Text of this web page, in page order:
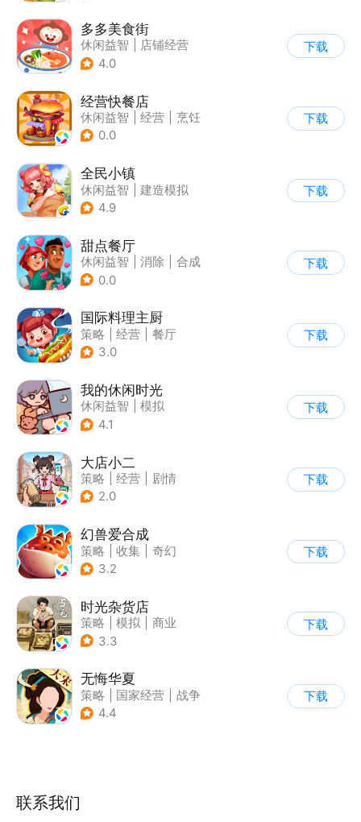
多多美食街
休闲益智
店铺经营
| 美食
4.0
下载
经营快餐店
休闲益智 经营
烹饪
| 卡通
0.0
下载
全民小镇
休闲益智
建造模拟
| 卡通
4.9
下载
甜点餐厅
休闲益智 消除
合成
0.0
下载
国际料理主厨
策略 经营
餐厅
| 学习教育
3.0
下载
我的休闲时光
休闲益智
模拟
4.1
下载
大店小二
策略 经营
剧情
| 古风
2.0
下载
幻兽爱合成
策略 收集
奇幻
| 卡通
3.2
下载
时光杂货店
策略 模拟
商业
| 童年
3.3
下载
无悔华夏
策略 国家经营
战争
| 中国风
4.4
下载
联系我们